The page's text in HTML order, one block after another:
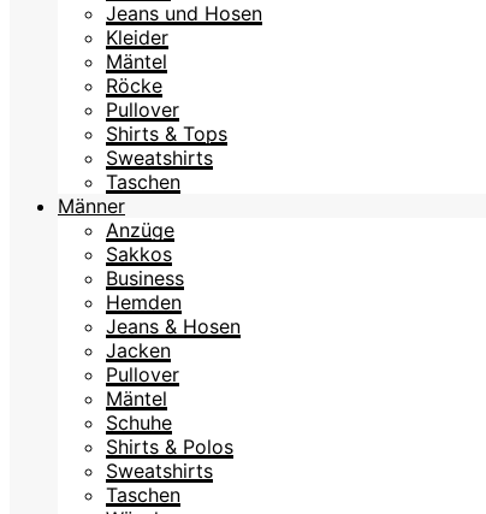
Jeans und Hosen
Kleider
Mäntel
Röcke
Pullover
Shirts & Tops
Sweatshirts
Taschen
Männer
Anzüge
Sakkos
Business
Hemden
Jeans & Hosen
Jacken
Pullover
Mäntel
Schuhe
Shirts & Polos
Sweatshirts
Taschen